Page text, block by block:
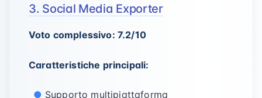
3. Social Media Exporter
Voto complessivo: 7.2/10
Caratteristiche principali:
Supporto multipiattaforma